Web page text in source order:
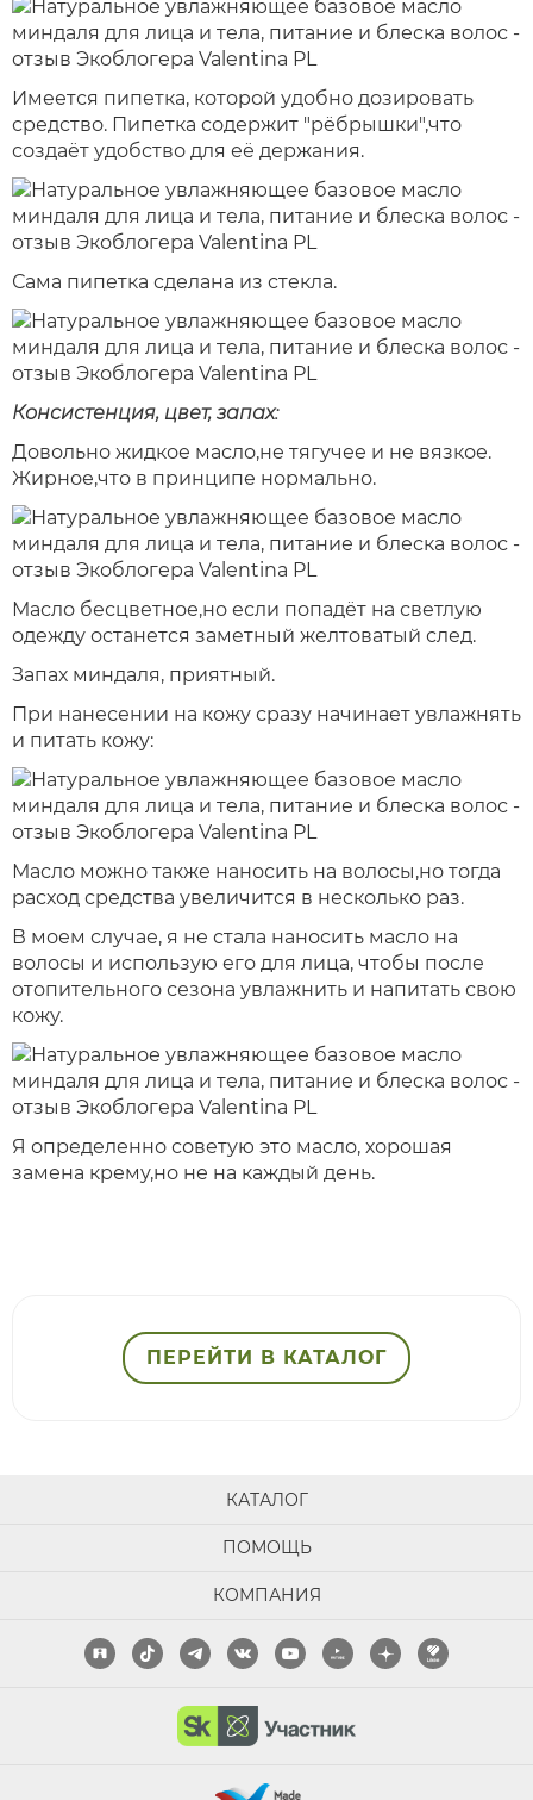
Имеется пипетка, которой удобно дозировать
средство. Пипетка содержит "рёбрышки",что
создаёт удобство для её держания.
Сама пипетка сделана из стекла.
Консистенция, цвет, запах:
Довольно жидкое масло,не тягучее и не вязкое.
Жирное,что в принципе нормально.
Масло бесцветное,но если попадёт на светлую
одежду останется заметный желтоватый след.
Запах миндаля, приятный.
При нанесении на кожу сразу начинает увлажнять
и питать кожу:
Масло можно также наносить на волосы,но тогда
расход средства увеличится в несколько раз.
В моем случае, я не стала наносить масло на
волосы и использую его для лица, чтобы после
отопительного сезона увлажнить и напитать свою
кожу.
Я определенно советую это масло, хорошая
замена крему,но не на каждый день.
ПЕРЕЙТИ В КАТАЛОГ
КАТАЛОГ
ПОМОЩЬ
КОМПАНИЯ